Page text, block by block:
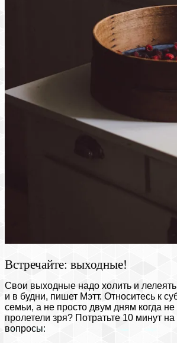
Встречайте: выходные!
Свои выходные надо холить и
и в будни, пишет Мэтт. Относитесь к
семьи, а не просто двум дням когда
пролетели зря? Потратьте 10 минут
вопросы: